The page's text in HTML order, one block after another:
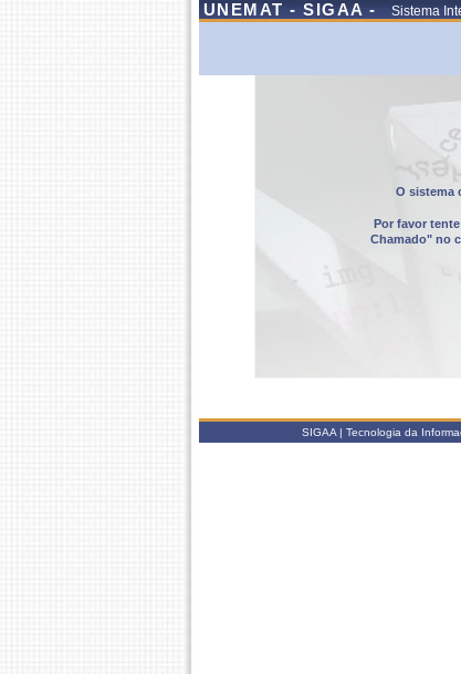
UNEMAT - SIGAA - Sistema
O sistema
Por favor
Chamado" no
SIGAA | Tecnologia da